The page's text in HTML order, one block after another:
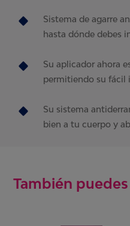
Sistema de agarre
hasta dónde debes
Su aplicador ahora
permitiendo su fácil
Su sistema
bien a tu cuerpo y
También